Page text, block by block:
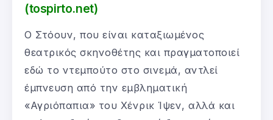
(tospirto.net)
Ο Στόουν, που είναι καταξιωμένος
θεατρικός σκηνοθέτης και πραγματοποιεί
εδώ το ντεμπούτο στο σινεμά, αντλεί
έμπνευση από την εμβληματική
«Αγριόπαπια» του Χένρικ Ίψεν, αλλά και